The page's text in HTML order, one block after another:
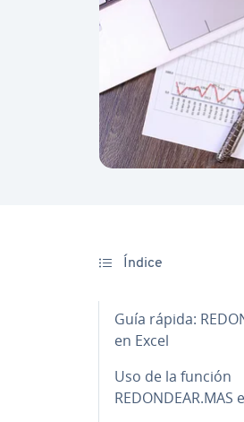
Índice
Guía rápida:
en Excel
Uso de la función
REDONDEAR.MAS